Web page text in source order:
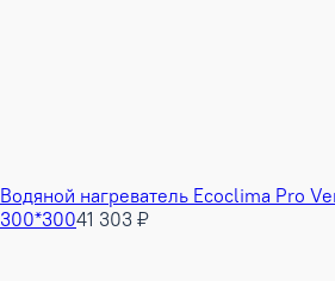
Водяной нагреватель Ecoclima Pro
300*30041 303 ₽